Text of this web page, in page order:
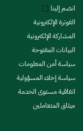
انضم إلينا
الفوترة الإلكترونية
المشاركة الإلكترونية
البيانات المفتوحة
سياسة أمن المعلومات
سياسة إخلاء المسؤولية
اتفاقية مستوى الخدمة
ميثاق المتعاملين